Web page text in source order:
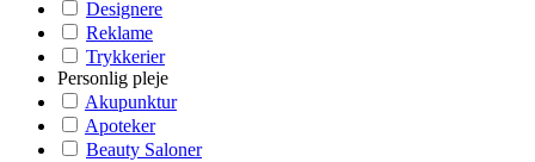
Designere
Reklame
Trykkerier
Personlig pleje
Akupunktur
Apoteker
Beauty Saloner